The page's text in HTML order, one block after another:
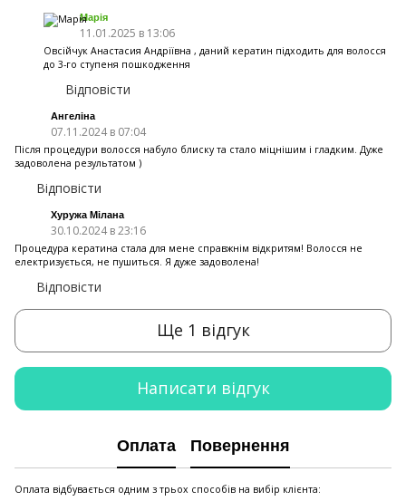
Марія
11.01.2025 в 13:06
Овсійчук Анастасия Андріївна , даний кератин підходить для волосся
до 3-го ступеня пошкодження
Відповісти
Ангеліна
07.11.2024 в 07:04
Після процедури волосся набуло блиску та стало міцнішим і гладким. Дуже
задоволена результатом )
Відповісти
Хуружа Мілана
30.10.2024 в 23:16
Процедура кератина стала для мене справжнім відкритям! Волосся не
електризується, не пушиться. Я дуже задоволена!
Відповісти
Ще 1 відгук
Написати відгук
Оплата Повернення
Оплата відбувається одним з трьох способів на вибір клієнта: